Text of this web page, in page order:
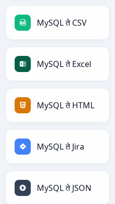
MySQL ते CSV
MySQL ते Excel
MySQL ते HTML
MySQL ते Jira
MySQL ते JSON